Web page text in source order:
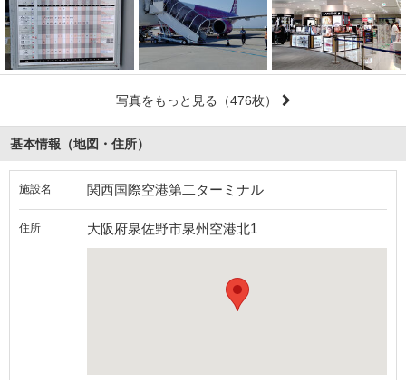
写真をもっと見る （476枚）
基本情報（地図・住所）
施設名 関西国際空港第二ターミナル
住所 大阪府泉佐野市泉州空港北1